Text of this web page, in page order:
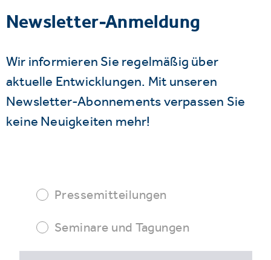
Newsletter-Anmeldung
Wir informieren Sie regelmäßig über
aktuelle Entwicklungen. Mit unseren
Newsletter-Abonnements verpassen Sie
keine Neuigkeiten mehr!
Pressemitteilungen
Seminare und Tagungen